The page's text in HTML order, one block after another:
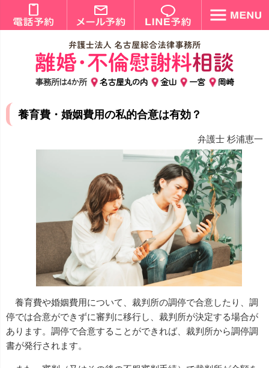
事務所は4か所 名古屋丸の内 金山 一宮 岡崎
養育費・婚姻費用の私的合意は有効？
弁護士 杉浦恵一
養育費や婚姻費用について、裁判所の調停で合意したり、調
停では合意ができずに審判に移行し、裁判所が決定する場合が
あります。調停で合意することができれば、裁判所から調停調
書が発行されます。